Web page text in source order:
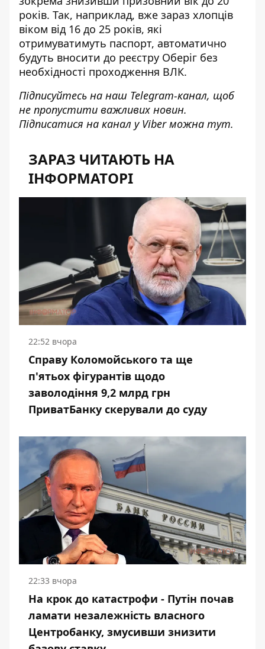
років. Так, наприклад, вже зараз хлопців
віком від 16 до 25 років, які
отримуватимуть паспорт, автоматично
будуть вносити до реєстру Оберіг без
необхідності проходження ВЛК.
Підписуйтесь на наш Telegram-канал, щоб
не пропустити важливих новин.
Підписатися на канал у Viber можна тут.
ЗАРАЗ ЧИТАЮТЬ НА
ІНФОРМАТОРІ
22:52 вчора
Справу Коломойського та ще
п'ятьох фігурантів щодо
заволодіння 9,2 млрд грн
ПриватБанку скерували до суду
22:33 вчора
На крок до катастрофи - Путін почав
ламати незалежність власного
Центробанку, змусивши знизити